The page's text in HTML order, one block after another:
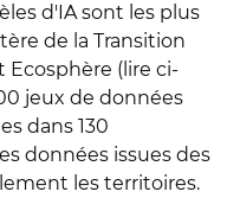
d'IA sont les plus
de la Transition
Ecosphère (lire ci-
jeux de données
dans 130
données issues des
les territoires.